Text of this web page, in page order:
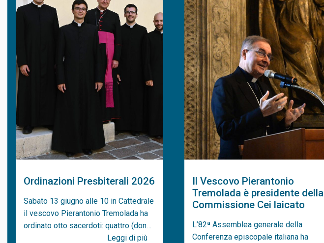
Ordinazioni Presbiterali 2026
Sabato 13 giugno alle 10 in Cattedrale
il vescovo Pierantonio Tremolada ha
ordinato otto sacerdoti: quattro (don…
Leggi di più
Il Vescovo Pierantonio
Tremolada è presidente della
Commissione Cei laicato
L’82ª Assemblea generale della
Conferenza episcopale italiana ha